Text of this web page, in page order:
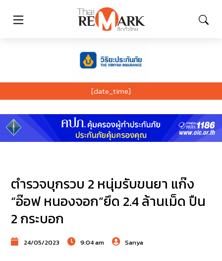
[date_time]
ตำรวจบุกรวบ 2 หนุ่มรับขนยา แก๊ง
“อ๊อฟ หนองจอก”ยึด 2.4 ล้านเม็ด ปืน
2 กระบอก
24/05/2023 9:04 am Sanya